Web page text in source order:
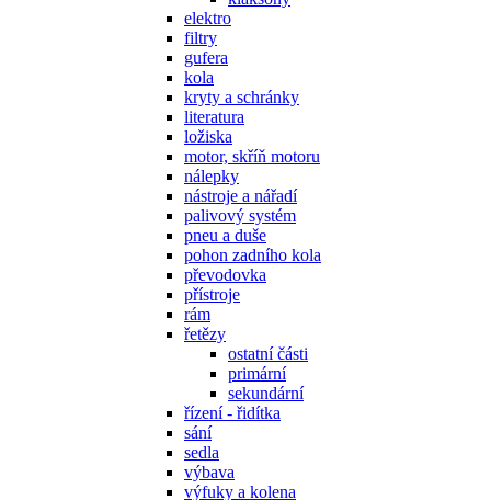
elektro
filtry
gufera
kola
kryty a schránky
literatura
ložiska
motor, skříň motoru
nálepky
nástroje a nářadí
palivový systém
pneu a duše
pohon zadního kola
převodovka
přístroje
rám
řetězy
ostatní části
primární
sekundární
řízení - řidítka
sání
sedla
výbava
výfuky a kolena